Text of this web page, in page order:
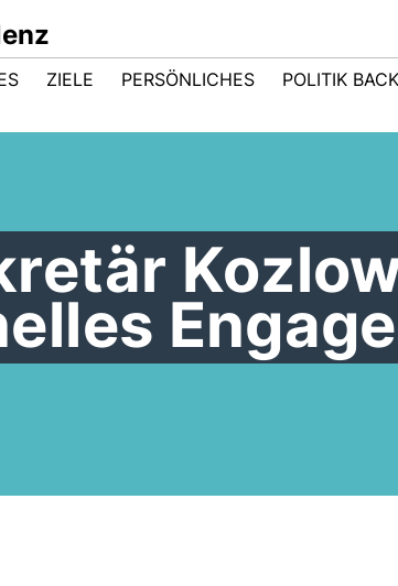
ZIELE PERSÖNLICHES POLITIK